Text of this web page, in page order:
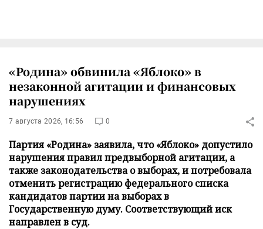
«Родина» обвинила «Яблоко» в
незаконной агитации и финансовых
нарушениях
7 августа 2026, 16:56 0
Партия «Родина» заявила, что «Яблоко» допустило
нарушения правил предвыборной агитации, а
также законодательства о выборах, и потребовала
отменить регистрацию федерального списка
кандидатов партии на выборах в
Государственную думу. Соответствующий иск
направлен в суд.